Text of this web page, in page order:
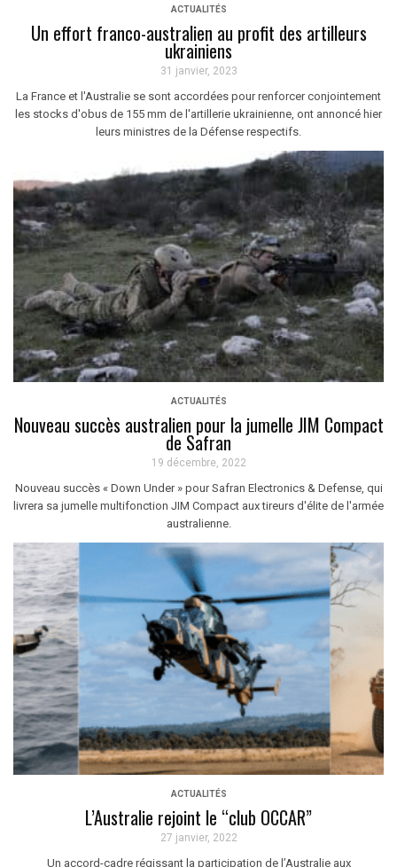
ACTUALITÉS
Un effort franco-australien au profit des artilleurs
ukrainiens
31 janvier, 2023
La France et l'Australie se sont accordées pour renforcer conjointement
les stocks d'obus de 155 mm de l'artillerie ukrainienne, ont annoncé hier
leurs ministres de la Défense respectifs.
ACTUALITÉS
Nouveau succès australien pour la jumelle JIM Compact
de Safran
19 décembre, 2022
Nouveau succès « Down Under » pour Safran Electronics & Defense, qui
livrera sa jumelle multifonction JIM Compact aux tireurs d'élite de l'armée
australienne.
ACTUALITÉS
L’Australie rejoint le “club OCCAR”
27 janvier, 2022
Un accord-cadre régissant la participation de l’Australie aux